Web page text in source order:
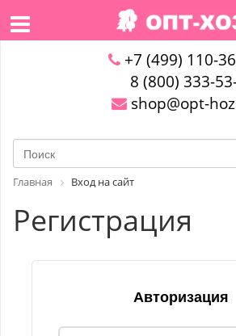
+7 (499) 110-
8 (800) 333-
shop@opt-
Главная Вход на сайт
Регистрация
Авторизация